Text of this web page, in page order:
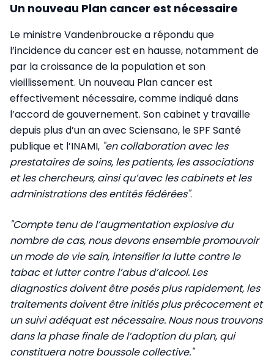
Un nouveau Plan cancer est nécessaire
Le ministre Vandenbroucke a répondu que
l’incidence du cancer est en hausse, notamment de
par la croissance de la population et son
vieillissement. Un nouveau Plan cancer est
effectivement nécessaire, comme indiqué dans
l’accord de gouvernement. Son cabinet y travaille
depuis plus d’un an avec Sciensano, le SPF Santé
publique et l’INAMI, "en collaboration avec les
prestataires de soins, les patients, les associations
et les chercheurs, ainsi qu’avec les cabinets et les
administrations des entités fédérées".
"Compte tenu de l’augmentation explosive du
nombre de cas, nous devons ensemble promouvoir
un mode de vie sain, intensifier la lutte contre le
tabac et lutter contre l’abus d’alcool. Les
diagnostics doivent être posés plus rapidement, les
traitements doivent être initiés plus précocement et
un suivi adéquat est nécessaire. Nous nous trouvons
dans la phase finale de l’adoption du plan, qui
constituera notre boussole collective."